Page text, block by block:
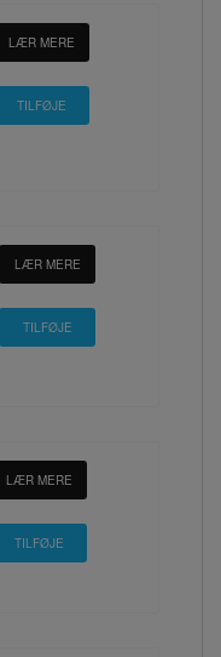
LÆR MERE
LÆR MERE
LÆR MERE